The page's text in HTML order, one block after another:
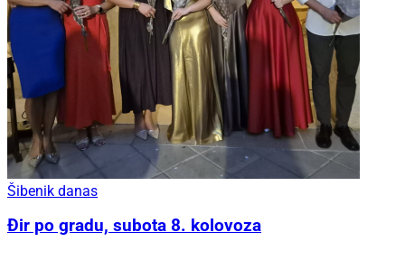
Šibenik danas
Đir po gradu, subota 8. kolovoza